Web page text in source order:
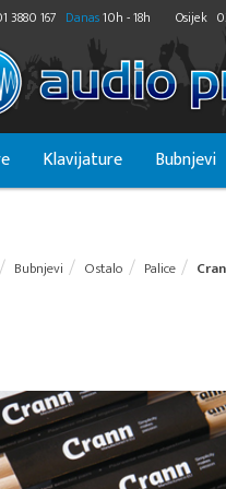
3880 167 Danas10h - 18h Osijek
Klavijature Bubnjevi
Bubnjevi Ostalo Palice